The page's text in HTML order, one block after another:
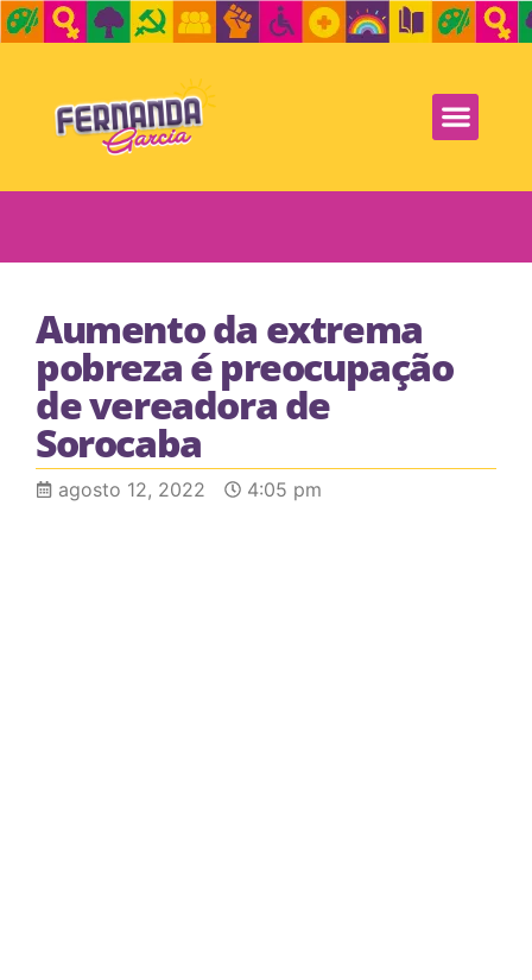
Aumento da extrema
pobreza é preocupação
de vereadora de
Sorocaba
agosto 12, 2022 4:05 pm